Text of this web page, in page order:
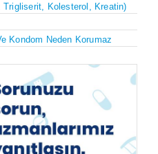
Trigliserit, Kolesterol, Kreatin)
Kondom Neden Korumaz